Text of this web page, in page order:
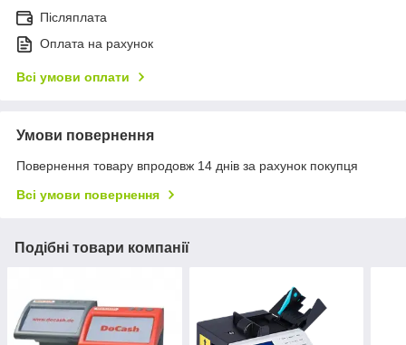
Післяплата
Оплата на рахунок
Всі умови оплати
Умови повернення
Повернення товару впродовж 14 днів за рахунок покупця
Всі умови повернення
Подібні товари компанії